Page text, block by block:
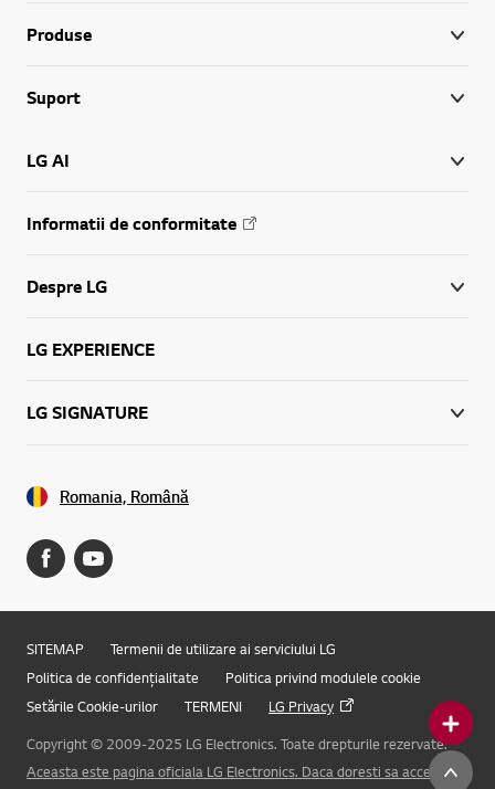
Online Chat
Produse
Suport
LG AI
Informatii de conformitate
Despre LG
LG EXPERIENCE
LG SIGNATURE
Romania, Română
SITEMAP
Termenii de utilizare ai serviciului LG
Politica de confidențialitate
Politica privind modulele cookie
Setările Cookie-urilor
TERMENI
LG Privacy
Copyright © 2009-2025 LG Electronics. Toate drepturile rezervate.
Aceasta este pagina oficiala LG Electronics. Daca doresti sa accesezi